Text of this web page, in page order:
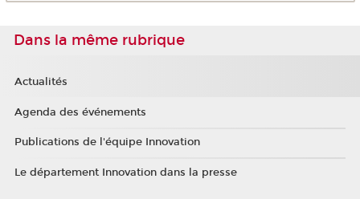
Dans la même rubrique
Actualités
Agenda des événements
Publications de l'équipe Innovation
Le département Innovation dans la presse